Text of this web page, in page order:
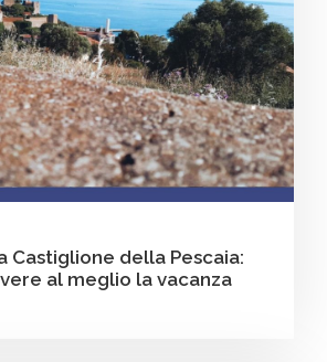
Castiglione della Pescaia:
al meglio la vacanza